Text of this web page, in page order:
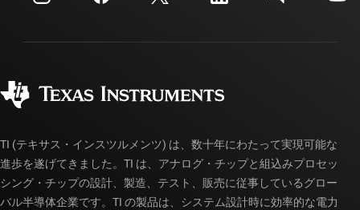
投資家向け情報
製造
myTI アカウントの FAQ
ご注文に関する FAQ
TI (テキサス・インスツルメンツ) は、数十年にわたって実現可能な
進歩を遂げてきました。TI は、アナログ・チップと組込みプロセッ
シング・チップの設計、製造、テスト、販売に従事しているグロー
バル半導体企業です。TI の製品は、システム設計時に効率的な電力